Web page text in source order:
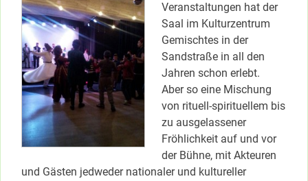
Veranstaltungen hat der
Saal im Kulturzentrum
Gemischtes in der
Sandstraße in all den
Jahren schon erlebt.
Aber so eine Mischung
von rituell-spirituellem bis
zu ausgelassener
Fröhlichkeit auf und vor
der Bühne, mit Akteuren
und Gästen jedweder nationaler und kultureller